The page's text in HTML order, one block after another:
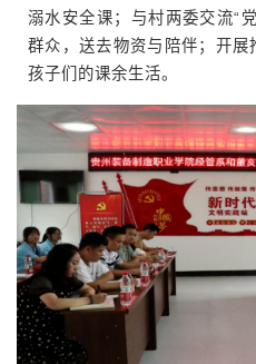
溺水安全课；与村两委交流“
群众，送去物资与陪伴；开
孩子们的课余生活。